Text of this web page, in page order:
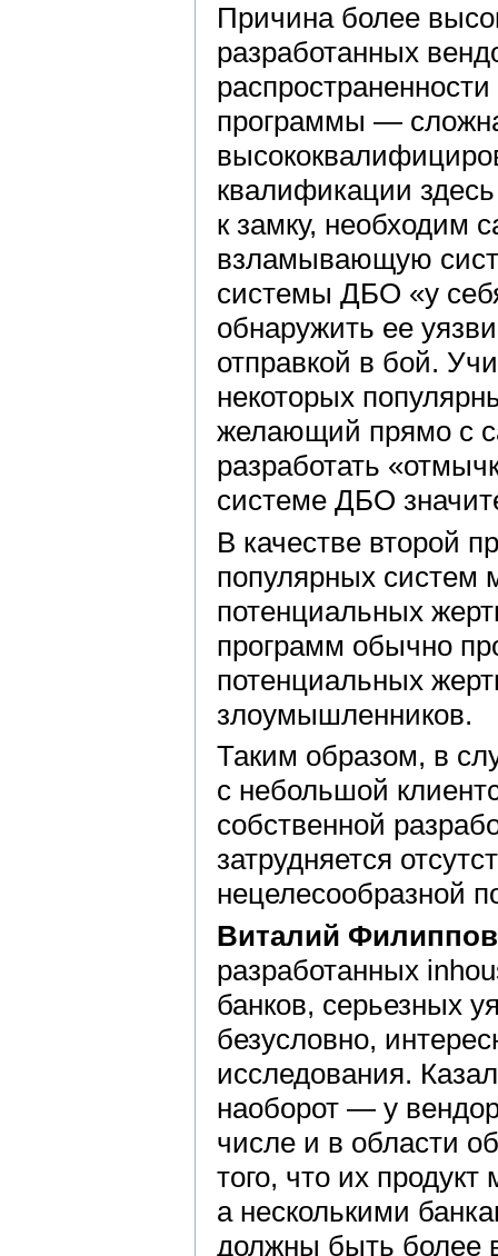
Причина более
разработанных
программы —
квалификации
к замку, необходим
взламывающую
системы ДБО «у
обнаружить ее
отправкой в бой.
некоторых
желающий прямо с
разработать
системе ДБО
В качестве второй
популярных систем
потенциальных
программ обычно
потенциальных
злоумышленников.
Таким образом, в
с небольшой
собственной
затрудняется
нецелесообразной
Виталий
разработанных
банков, серьезных
безусловно,
исследования.
наоборот — у
числе и в области
того, что их
а несколькими
должны быть более